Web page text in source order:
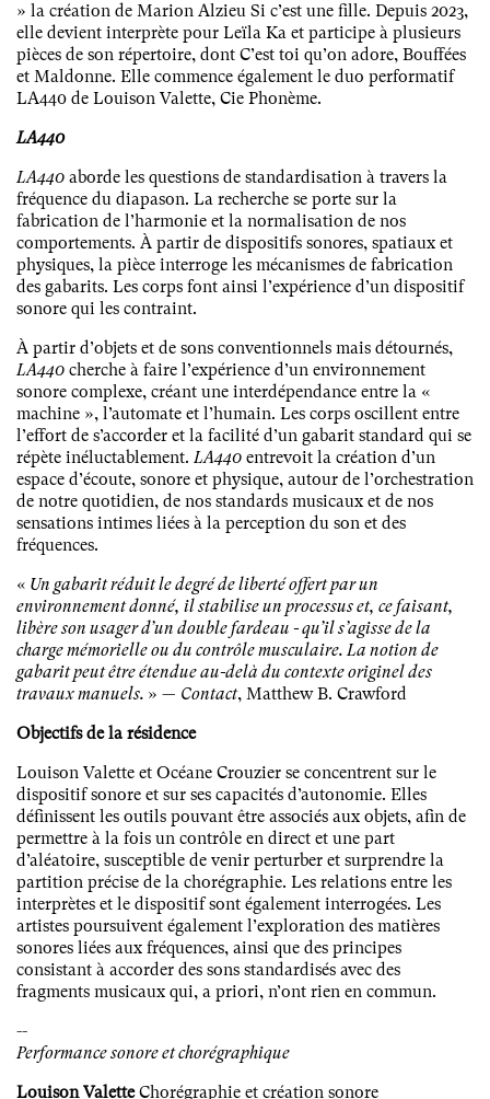
» la création de Marion Alzieu Si c’est une fille. Depuis 2023,
elle devient interprète pour Leïla Ka et participe à plusieurs
pièces de son répertoire, dont C’est toi qu’on adore, Bouffées
et Maldonne. Elle commence également le duo performatif
LA440 de Louison Valette, Cie Phonème.
LA440
LA440 aborde les questions de standardisation à travers la
fréquence du diapason. La recherche se porte sur la
fabrication de l’harmonie et la normalisation de nos
comportements. À partir de dispositifs sonores, spatiaux et
physiques, la pièce interroge les mécanismes de fabrication
des gabarits. Les corps font ainsi l’expérience d’un dispositif
sonore qui les contraint.
À partir d’objets et de sons conventionnels mais détournés,
LA440 cherche à faire l’expérience d’un environnement
sonore complexe, créant une interdépendance entre la «
machine », l’automate et l’humain. Les corps oscillent entre
l’effort de s’accorder et la facilité d’un gabarit standard qui se
répète inéluctablement. LA440 entrevoit la création d’un
espace d’écoute, sonore et physique, autour de l’orchestration
de notre quotidien, de nos standards musicaux et de nos
sensations intimes liées à la perception du son et des
fréquences.
« Un gabarit réduit le degré de liberté offert par un
environnement donné, il stabilise un processus et, ce faisant,
libère son usager d’un double fardeau - qu’il s’agisse de la
charge mémorielle ou du contrôle musculaire. La notion de
gabarit peut être étendue au-delà du contexte originel des
travaux manuels. » — Contact, Matthew B. Crawford
Objectifs de la résidence
Louison Valette et Océane Crouzier se concentrent sur le
dispositif sonore et sur ses capacités d’autonomie. Elles
définissent les outils pouvant être associés aux objets, afin de
permettre à la fois un contrôle en direct et une part
d’aléatoire, susceptible de venir perturber et surprendre la
partition précise de la chorégraphie. Les relations entre les
interprètes et le dispositif sont également interrogées. Les
artistes poursuivent également l’exploration des matières
sonores liées aux fréquences, ainsi que des principes
consistant à accorder des sons standardisés avec des
fragments musicaux qui, a priori, n’ont rien en commun.
--
Performance sonore et chorégraphique
Louison ValetteChorégraphie et création sonore